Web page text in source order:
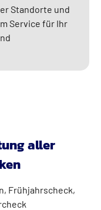
Standorte und
Service für Ihr
aller
Frühjahrscheck,